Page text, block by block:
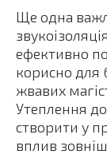
Ще одна
ефективно
корисно для
жвавих
Утеплення
створити у
вплив